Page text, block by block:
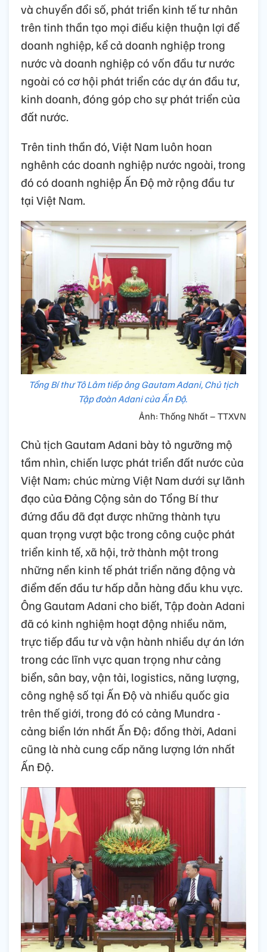
và chuyển đổi số, phát triển kinh tế tư nhân
trên tinh thần tạo mọi điều kiện thuận lợi để
doanh nghiệp, kể cả doanh nghiệp trong
nước và doanh nghiệp có vốn đầu tư nước
ngoài có cơ hội phát triển các dự án đầu tư,
kinh doanh, đóng góp cho sự phát triển của
đất nước.
Trên tinh thần đó, Việt Nam luôn hoan
nghênh các doanh nghiệp nước ngoài, trong
đó có doanh nghiệp Ấn Độ mở rộng đầu tư
tại Việt Nam.
Tổng Bí thư Tô Lâm tiếp ông Gautam Adani, Chủ tịch
Tập đoàn Adani của Ấn Độ.
Ảnh: Thống Nhất – TTXVN
Chủ tịch Gautam Adani bày tỏ ngưỡng mộ
tầm nhìn, chiến lược phát triển đất nước của
Việt Nam; chúc mừng Việt Nam dưới sự lãnh
đạo của Đảng Cộng sản do Tổng Bí thư
đứng đầu đã đạt được những thành tựu
quan trọng vượt bậc trong công cuộc phát
triển kinh tế, xã hội, trở thành một trong
những nền kinh tế phát triển năng động và
điểm đến đầu tư hấp dẫn hàng đầu khu vực.
Ông Gautam Adani cho biết, Tập đoàn Adani
đã có kinh nghiệm hoạt động nhiều năm,
trực tiếp đầu tư và vận hành nhiều dự án lớn
trong các lĩnh vực quan trọng như cảng
biển, sân bay, vận tải, logistics, năng lượng,
công nghệ số tại Ấn Độ và nhiều quốc gia
trên thế giới, trong đó có cảng Mundra -
cảng biển lớn nhất Ấn Độ; đồng thời, Adani
cũng là nhà cung cấp năng lượng lớn nhất
Ấn Độ.